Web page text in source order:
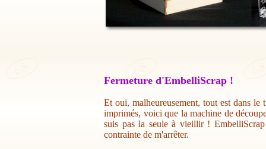
Fermeture d'EmbelliScrap !
Et oui, malheureusement, tout est dans
imprimés, voici que la machine de
suis pas la seule à vieillir !
contrainte de m'arrêter.